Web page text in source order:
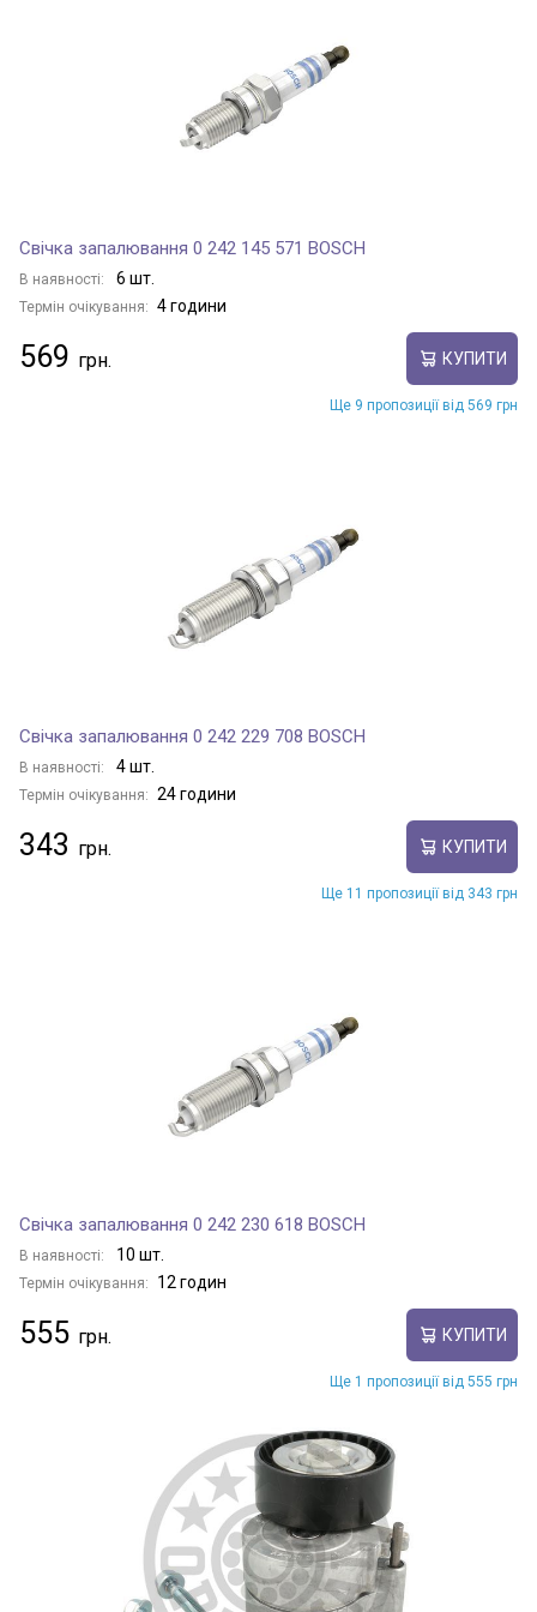
Свічка запалювання 0 242 145 571 BOSCH
В наявності: 6 шт.
Термін очікування: 4 години
569 КУПИТИ
Ще 9 пропозиції від 569 грн
Свічка запалювання 0 242 229 708 BOSCH
В наявності: 4 шт.
Термін очікування: 24 години
343 КУПИТИ
Ще 11 пропозиції від 343 грн
Свічка запалювання 0 242 230 618 BOSCH
В наявності: 10 шт.
Термін очікування: 12 годин
555 КУПИТИ
Ще 1 пропозиції від 555 грн